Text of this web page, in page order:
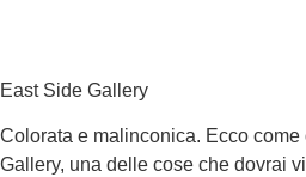
East Side Gallery
Colorata e malinconica. Ecco
Gallery, una delle cose che dovrai